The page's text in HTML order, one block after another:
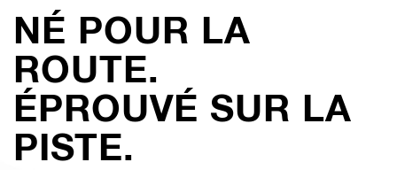
NÉ POUR LA
ROUTE.
ÉPROUVÉ SUR LA
PISTE.